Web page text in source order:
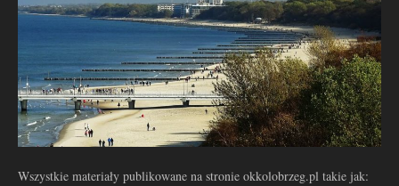
Wszystkie materiały publikowane na stronie okkolobrzeg.pl takie jak: